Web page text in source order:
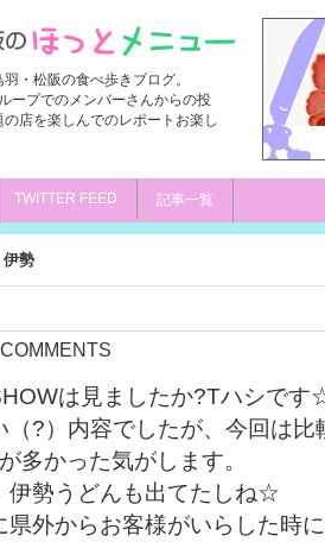
・松阪の食べ歩きブログ。
ープでのメンバーさんからの投
店を楽しんでのレポートお楽し
TWITTER FEED 記事一覧
伊勢
は見ましたか?Tハシです
（?）内容でしたが、今回は比
多かった気がします。
伊勢うどんも出てたしね☆
県外からお客様がいらした時